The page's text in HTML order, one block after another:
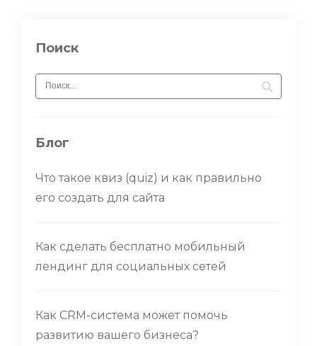
Поиск
Блог
Что такое квиз (quiz) и как правильно
его создать для сайта
Как сделать бесплатно мобильный
лендинг для социальных сетей
Как CRM-система может помочь
развитию вашего бизнеса?